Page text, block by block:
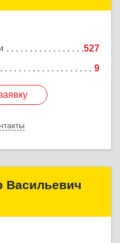
527
9
Подробнее
Васильевич
Васильевич